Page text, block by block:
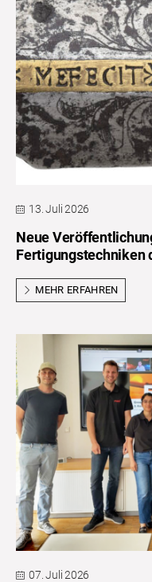
13. Juli 2026
Neue
Fertigungstechniken
MEHR ERFAHREN
07. Juli 2026